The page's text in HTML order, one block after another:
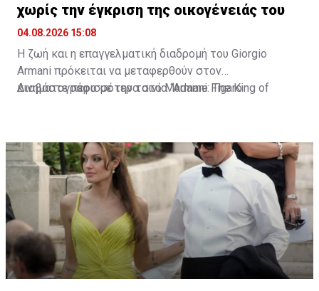
χωρίς την έγκριση της οικογένειάς του
04.08.2026 15:08
Η ζωή και η επαγγελματική διαδρομή του Giorgio
Armani πρόκειται να μεταφερθούν στον
κινηματογράφο με την ταινία “Armani: The King of
Φεστιβάλ των Καννών.
Διαβάστε περισσότερα στο Madame Figaro